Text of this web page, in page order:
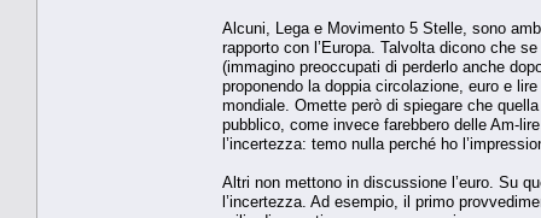
Alcuni, Lega e Movimento 5 Stelle, sono
rapporto con l’Europa. Talvolta dicono che
(immagino preoccupati di perderlo anche
proponendo la doppia circolazione, euro e
mondiale. Omette però di spiegare che
pubblico, come invece farebbero delle Am-
l’incertezza: temo nulla perché ho
Altri non mettono in discussione l’euro. Su
l’incertezza. Ad esempio, il primo